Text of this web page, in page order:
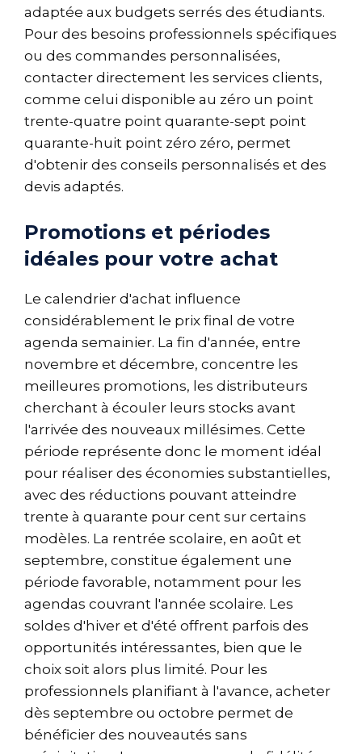
adaptée aux budgets serrés des étudiants.
Pour des besoins professionnels spécifiques
ou des commandes personnalisées,
contacter directement les services clients,
comme celui disponible au zéro un point
trente-quatre point quarante-sept point
quarante-huit point zéro zéro, permet
d'obtenir des conseils personnalisés et des
devis adaptés.
Promotions et périodes
idéales pour votre achat
Le calendrier d'achat influence
considérablement le prix final de votre
agenda semainier. La fin d'année, entre
novembre et décembre, concentre les
meilleures promotions, les distributeurs
cherchant à écouler leurs stocks avant
l'arrivée des nouveaux millésimes. Cette
période représente donc le moment idéal
pour réaliser des économies substantielles,
avec des réductions pouvant atteindre
trente à quarante pour cent sur certains
modèles. La rentrée scolaire, en août et
septembre, constitue également une
période favorable, notamment pour les
agendas couvrant l'année scolaire. Les
soldes d'hiver et d'été offrent parfois des
opportunités intéressantes, bien que le
choix soit alors plus limité. Pour les
professionnels planifiant à l'avance, acheter
dès septembre ou octobre permet de
bénéficier des nouveautés sans